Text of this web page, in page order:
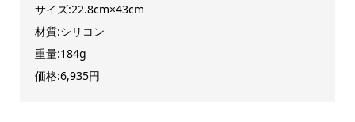
サイズ:22.8cm×43cm
材質:シリコン
重量:184g
価格:6,935円